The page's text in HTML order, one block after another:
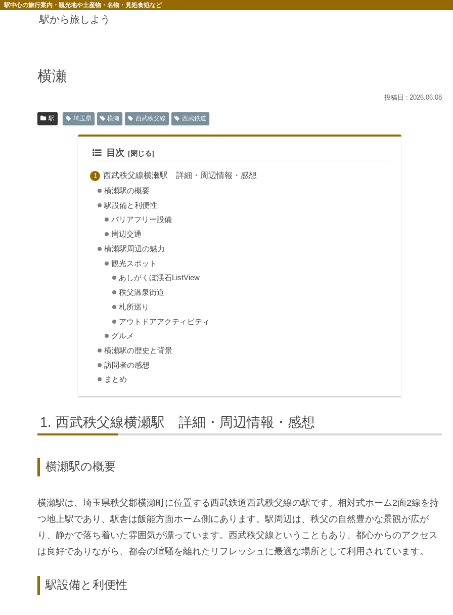
駅中心の旅行案内・観光地や土産物・名物・見処食処など
駅から旅しよう
横瀬
2026.06.08
駅 埼玉県 横瀬 西武秩父線 西武鉄道
目次
西武秩父線横瀬駅 詳細・周辺情報・感想
横瀬駅の概要
駅設備と利便性
バリアフリー設備
周辺交通
横瀬駅周辺の魅力
観光スポット
あしがくぼ渓石ListView
秩父温泉街道
札所巡り
アウトドアアクティビティ
グルメ
横瀬駅の歴史と背景
訪問者の感想
まとめ
西武秩父線横瀬駅 詳細・周辺情報・感想
横瀬駅の概要
横瀬駅は、埼玉県秩父郡横瀬町に位置する西武鉄道西武秩父線の駅です。相対式ホーム2面2線を持
つ地上駅であり、駅舎は飯能方面ホーム側にあります。駅周辺は、秩父の自然豊かな景観が広が
り、静かで落ち着いた雰囲気が漂っています。西武秩父線ということもあり、都心からのアクセス
は良好でありながら、都会の喧騒を離れたリフレッシュに最適な場所として利用されています。
駅設備と利便性